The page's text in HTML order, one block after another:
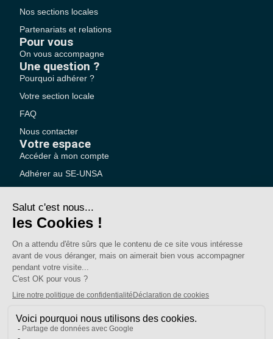
Nos sections locales
Partenariats et relations
Pour vous
On vous accompagne
Une question ?
Pourquoi adhérer ?
Votre section locale
FAQ
Nous contacter
Votre espace
Accéder à mon compte
Adhérer au SE-UNSA
SE-Unsa est un syndicat de l’UNSA